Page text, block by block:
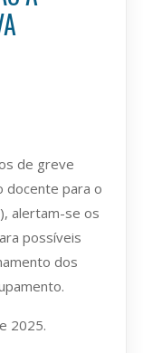
de greve
docente para o
alertam-se os
possíveis
dos
2025.